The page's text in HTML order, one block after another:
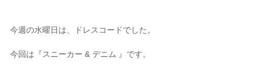
今週の水曜日は、ドレスコードでした。
今回は『スニーカー & デニム 』です。